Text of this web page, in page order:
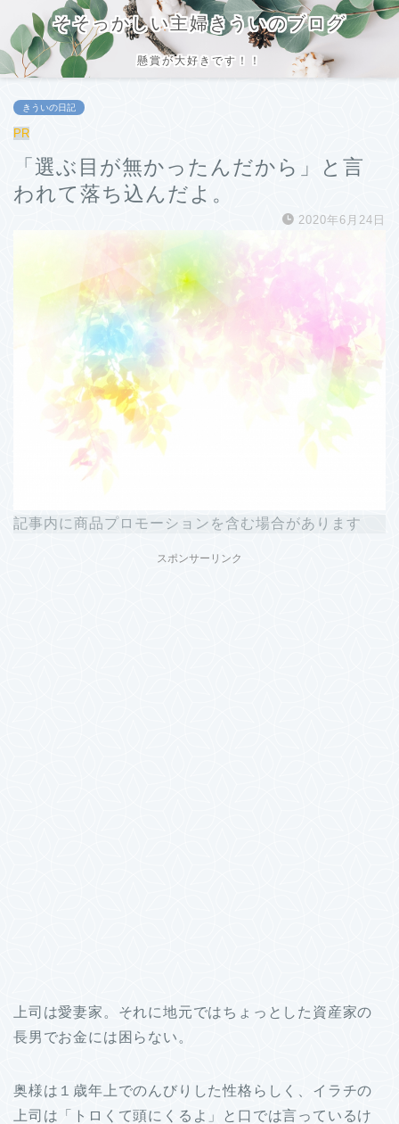
そそっかしい主婦きういのブログ
懸賞が大好きです！！
きういの日記
PR
「選ぶ目が無かったんだから」と言
われて落ち込んだよ。
2020年6月24日
記事内に商品プロモーションを含む場合があります
スポンサーリンク
上司は愛妻家。それに地元ではちょっとした資産家の
長男でお金には困らない。
奥様は１歳年上でのんびりした性格らしく、イラチの
上司は「トロくて頭にくるよ」と口では言っているけ